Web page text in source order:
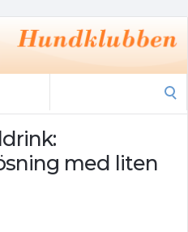
med liten